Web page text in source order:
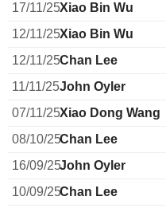
17/11/25Xiao Bin Wu
12/11/25Xiao Bin Wu
12/11/25Chan Lee
11/11/25John Oyler
07/11/25Xiao Dong Wang
08/10/25Chan Lee
16/09/25John Oyler
10/09/25Chan Lee